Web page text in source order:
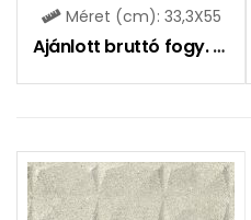
Méret (cm): 33,3X55
Ajánlott bruttó fogy. ár: